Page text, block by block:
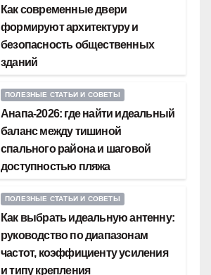
Как современные двери
формируют архитектуру и
безопасность общественных
зданий
ПОЛЕЗНЫЕ СТАТЬИ И СОВЕТЫ
Анапа-2026: где найти идеальный
баланс между тишиной
спального района и шаговой
доступностью пляжа
ПОЛЕЗНЫЕ СТАТЬИ И СОВЕТЫ
Как выбрать идеальную антенну:
руководство по диапазонам
частот, коэффициенту усиления
и типу крепления